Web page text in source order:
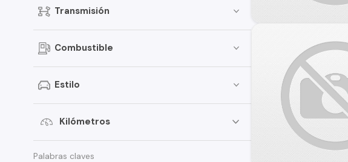
Transmisión
Combustible
Estilo
Kilómetros
Palabras claves